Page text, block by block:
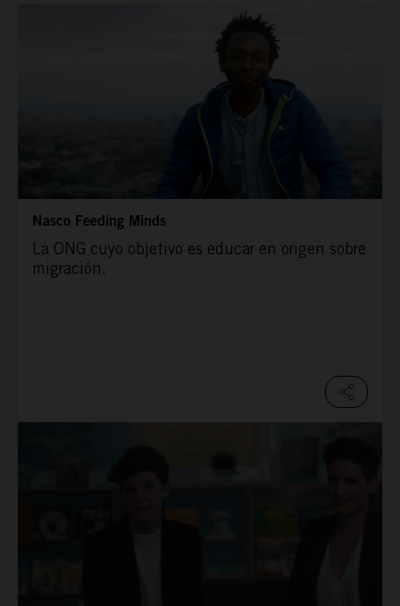
Nasco Feeding Minds
La ONG cuyo objetivo es educar en origen sobre
migración.